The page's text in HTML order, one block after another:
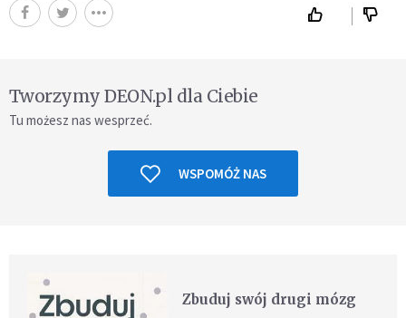
Tworzymy DEON.pl dla Ciebie
Tu możesz nas wesprzeć.
WSPOMÓŻ NAS
Zbuduj swój drugi mózg